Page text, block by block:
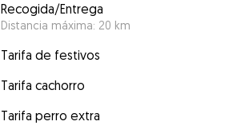
Recogida/Entrega
Distancia máxima: 20 km
Tarifa de festivos
Tarifa cachorro
Tarifa perro extra